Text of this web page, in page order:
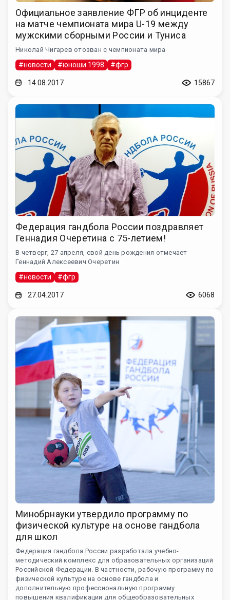
Официальное заявление ФГР об инциденте
на матче чемпионата мира U-19 между
мужскими сборными России и Туниса
Николай Чигарев отозван с чемпионата мира
#новости #юноши 1998 #фгр
14.08.2017 15867
Федерация гандбола России поздравляет
Геннадия Очеретина с 75-летием!
В четверг, 27 апреля, свой день рождения отмечает
Геннадий Алексеевич Очеретин
#новости #фгр
27.04.2017 6068
Минобрнауки утвердило программу по
физической культуре на основе гандбола
для школ
Федерация гандбола России разработала учебно-
методический комплекс для образовательных организаций
Российской Федерации. В частности, рабочую программу по
физической культуре на основе гандбола и
дополнительную профессиональную программу
повышения квалификации для общеобразовательных